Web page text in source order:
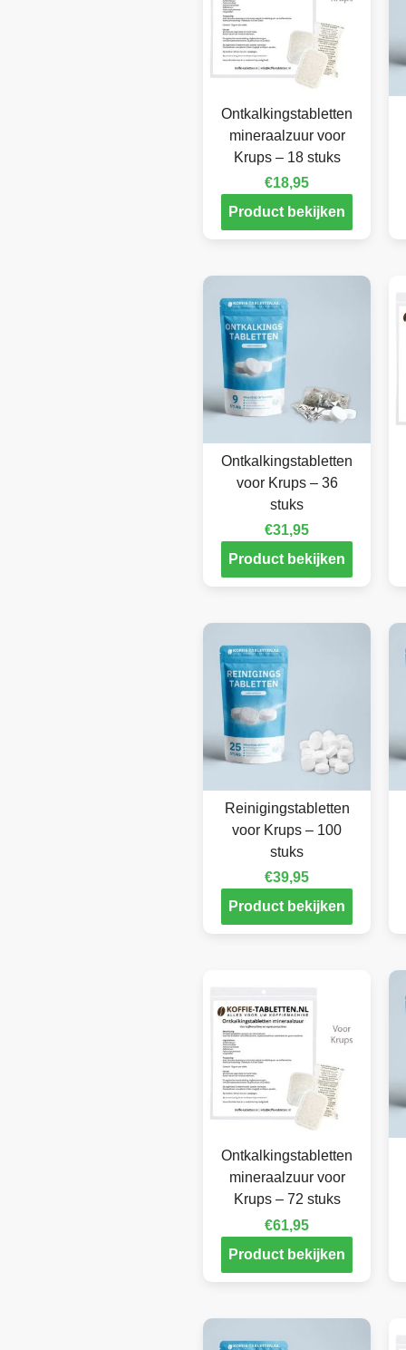
Ontkalkingstabletten
mineraalzuur voor
Krups – 18 stuks
€18,95
Product bekijken
Ontkalkingstabletten
voor Krups – 36
stuks
€31,95
Product bekijken
Reinigingstabletten
voor Krups – 100
stuks
€39,95
Product bekijken
Ontkalkingstabletten
mineraalzuur voor
Krups – 72 stuks
€61,95
Product bekijken